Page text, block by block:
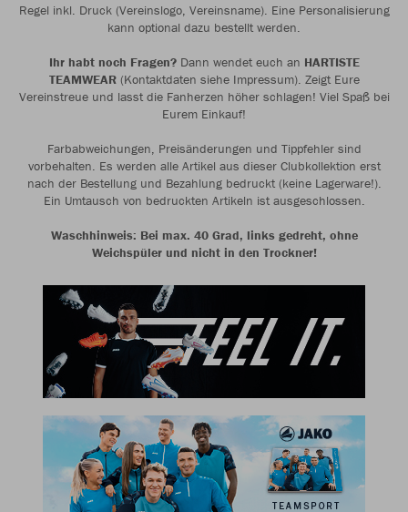
Regel inkl. Druck (Vereinslogo, Vereinsname). Eine Personalisierung
kann optional dazu bestellt werden.
Ihr habt noch Fragen?Dann wendet euch an HARTISTE
TEAMWEAR(Kontaktdaten siehe Impressum). Zeigt Eure
Vereinstreue und lasst die Fanherzen höher schlagen! Viel Spaß bei
Eurem Einkauf!
Farbabweichungen, Preisänderungen und Tippfehler sind
vorbehalten. Es werden alle Artikel aus dieser Clubkollektion erst
nach der Bestellung und Bezahlung bedruckt (keine Lagerware!).
Ein Umtausch von bedruckten Artikeln ist ausgeschlossen.
Waschhinweis: Bei max. 40 Grad, links gedreht, ohne
Weichspüler und nicht in den Trockner!